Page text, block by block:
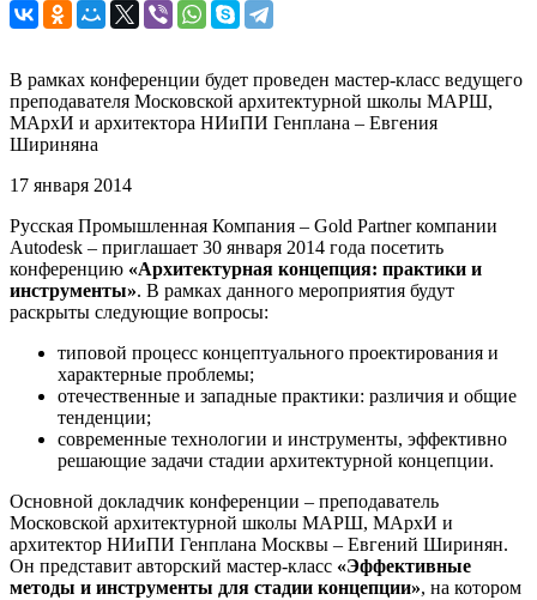
В рамках конференции будет проведен мастер-класс ведущего
преподавателя Московской архитектурной школы МАРШ,
МАрхИ и архитектора НИиПИ Генплана – Евгения
Шириняна
17 января 2014
Русская Промышленная Компания – Gold Partner компании
Autodesk – приглашает 30 января 2014 года посетить
конференцию «Архитектурная концепция: практики и
инструменты». В рамках данного мероприятия будут
раскрыты следующие вопросы:
типовой процесс концептуального проектирования и
характерные проблемы;
отечественные и западные практики: различия и общие
тенденции;
современные технологии и инструменты, эффективно
решающие задачи стадии архитектурной концепции.
Основной докладчик конференции – преподаватель
Московской архитектурной школы МАРШ, МАрхИ и
архитектор НИиПИ Генплана Москвы – Евгений Ширинян.
Он представит авторский мастер-класс «Эффективные
методы и инструменты для стадии концепции», на котором